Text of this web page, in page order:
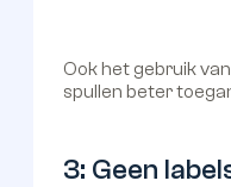
Ook het gebruik
spullen beter
3: Geen